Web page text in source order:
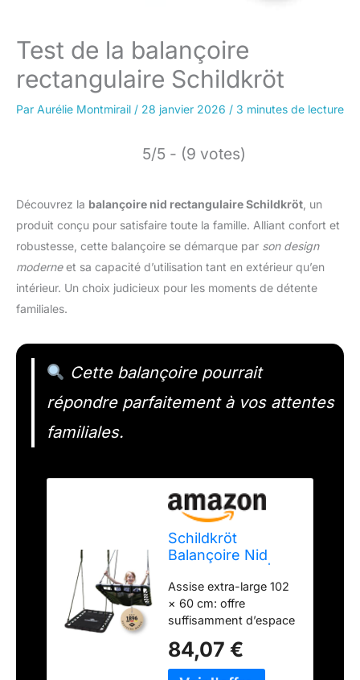
Test de la balançoire
rectangulaire Schildkröt
Par Aurélie Montmirail / 28 janvier 2026 / 3 minutes de lecture
5/5 - (9 votes)
Découvrez la balançoire nid rectangulaire Schildkröt , un
produit conçu pour satisfaire toute la famille. Alliant confort et
robustesse, cette balançoire se démarque par son design
moderneet sa capacité d’utilisation tant en extérieur qu’en
intérieur. Un choix judicieux pour les moments de détente
familiales.
Cette balançoire pourrait
répondre parfaitement à vos attentes
familiales.
Schildkröt
Balançoire Nid
102 x 60 cm | pour
Toute la Famille |
pour l'Extérieur et
l'Intérieur | 150 kg
de Charge
Maximale |
Assise extra-large 102
× 60 cm: offre
suffisamment d’espace
s’allonger
confortablement à un
84,07 €